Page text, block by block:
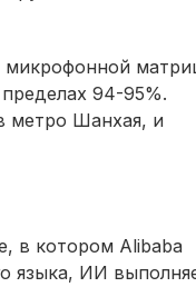
микрофонной
94-95%.
метро Шанхая, и
в котором Alibaba
языка, ИИ